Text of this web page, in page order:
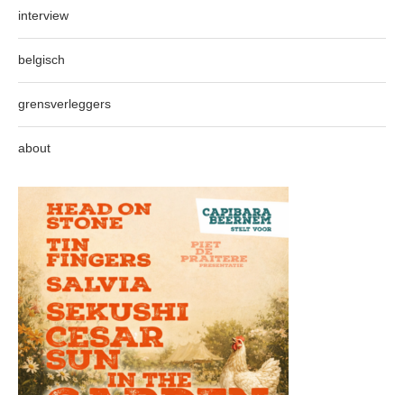
interview
belgisch
grensverleggers
about